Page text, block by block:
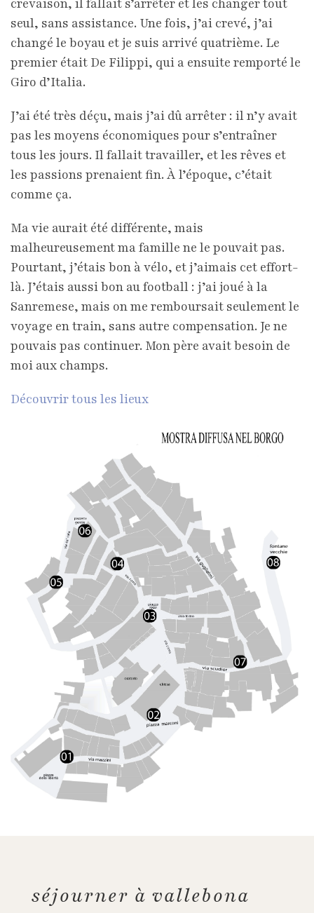
crevaison, il fallait s’arrêter et les changer tout
seul, sans assistance. Une fois, j’ai crevé, j’ai
changé le boyau et je suis arrivé quatrième. Le
premier était De Filippi, qui a ensuite remporté le
Giro d’Italia.
J’ai été très déçu, mais j’ai dû arrêter : il n’y avait
pas les moyens économiques pour s’entraîner
tous les jours. Il fallait travailler, et les rêves et
les passions prenaient fin. À l’époque, c’était
comme ça.
Ma vie aurait été différente, mais
malheureusement ma famille ne le pouvait pas.
Pourtant, j’étais bon à vélo, et j’aimais cet effort-
là. J’étais aussi bon au football : j’ai joué à la
Sanremese, mais on me remboursait seulement le
voyage en train, sans autre compensation. Je ne
pouvais pas continuer. Mon père avait besoin de
moi aux champs.
Découvrir tous les lieux
séjourner à vallebona